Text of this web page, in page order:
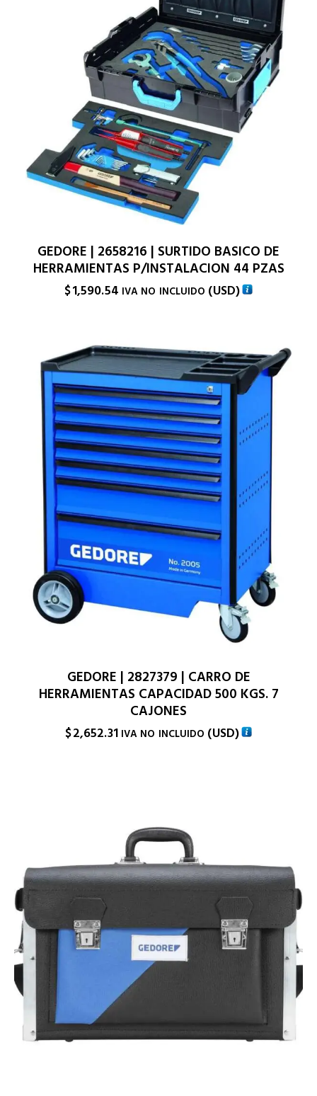
GEDORE | 2658216 | SURTIDO BASICO DE
HERRAMIENTAS P/INSTALACION 44 PZAS
$1,590.54 IVA NO INCLUIDO (USD)
GEDORE | 2827379 | CARRO DE
HERRAMIENTAS CAPACIDAD 500 KGS. 7
CAJONES
$2,652.31 IVA NO INCLUIDO (USD)